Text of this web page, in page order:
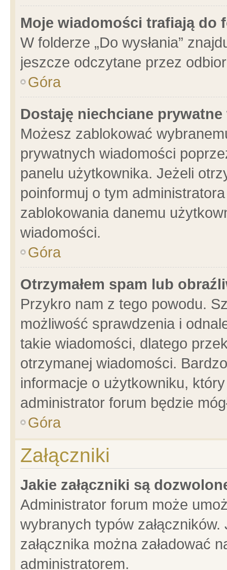
Moje wiadomości trafiają do
W folderze „Do wysłania”
jeszcze odczytane przez
Góra
Dostaję niechciane
Możesz zablokować
prywatnych wiadomości
panelu użytkownika. Jeżeli
poinformuj o tym
zablokowania danemu
wiadomości.
Góra
Otrzymałem spam lub
Przykro nam z tego powodu.
możliwość sprawdzenia i
takie wiadomości, dlatego
otrzymanej wiadomości.
informacje o użytkowniku,
administrator forum będzie
Góra
Załączniki
Jakie załączniki są
Administrator forum może
wybranych typów
załącznika można załadować
administratorem.